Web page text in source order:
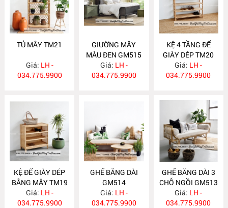
TỦ MÂY TM21
Giá: LH -
034.775.9900
GIƯỜNG MÂY
MÀU ĐEN GM515
Giá: LH -
034.775.9900
KỆ 4 TẦNG ĐỂ
GIÀY DÉP TM20
Giá: LH -
034.775.9900
KỆ ĐỂ GIÀY DÉP
BẰNG MÂY TM19
Giá: LH -
034.775.9900
GHẾ BĂNG DÀI
GM514
Giá: LH -
034.775.9900
GHẾ BĂNG DÀI 3
CHỖ NGỒI GM513
Giá: LH -
034.775.9900